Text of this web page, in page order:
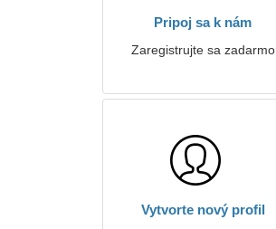
Pripoj sa k nám
Zaregistrujte sa zadarmo
Vytvorte nový profil